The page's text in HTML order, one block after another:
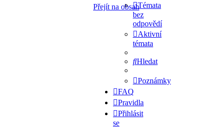
Přejít na obsahTémata
bez
odpovědí
Aktivní
témata
Hledat
Poznámky
FAQ
Pravidla
Přihlásit
se